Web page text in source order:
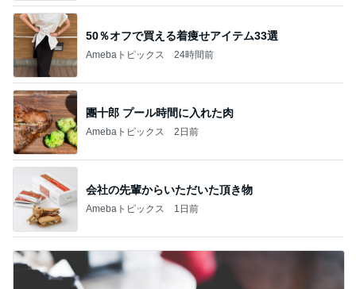
50％オフで買える着痩せアイテム33選
Amebaトピックス 24時間前
團十郎 プール時間に入れた肉
Amebaトピックス 2日前
会社の先輩からいただいた頂き物
Amebaトピックス 1日前